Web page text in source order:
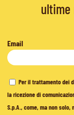
Email
Per il trattamento dei
la ricezione di
S.p.A., come, ma non